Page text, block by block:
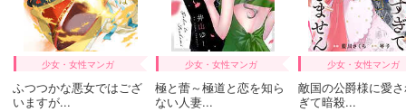
少女・女性マンガ
ふつつかな悪女ではござ
いますが...
少女・女性マンガ
極と蕾～極道と恋を知ら
ない人妻...
少女・女性マンガ
敵国の公爵様に愛
ぎて暗殺...